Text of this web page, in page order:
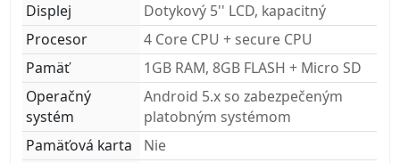
Displej
Dotykový 5'' LCD, kapacitný
Procesor
4 Core CPU + secure CPU
Pamäť
1GB RAM, 8GB FLASH + Micro SD
Operačný
systém
Android 5.x so zabezpečeným
platobným systémom
Pamäťová karta
Nie